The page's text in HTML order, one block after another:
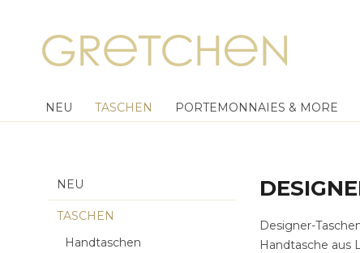
NEU TASCHEN PORTEMONNAIES & MORE
NEU
TASCHEN
Handtaschen
Designer-
Handtasche aus